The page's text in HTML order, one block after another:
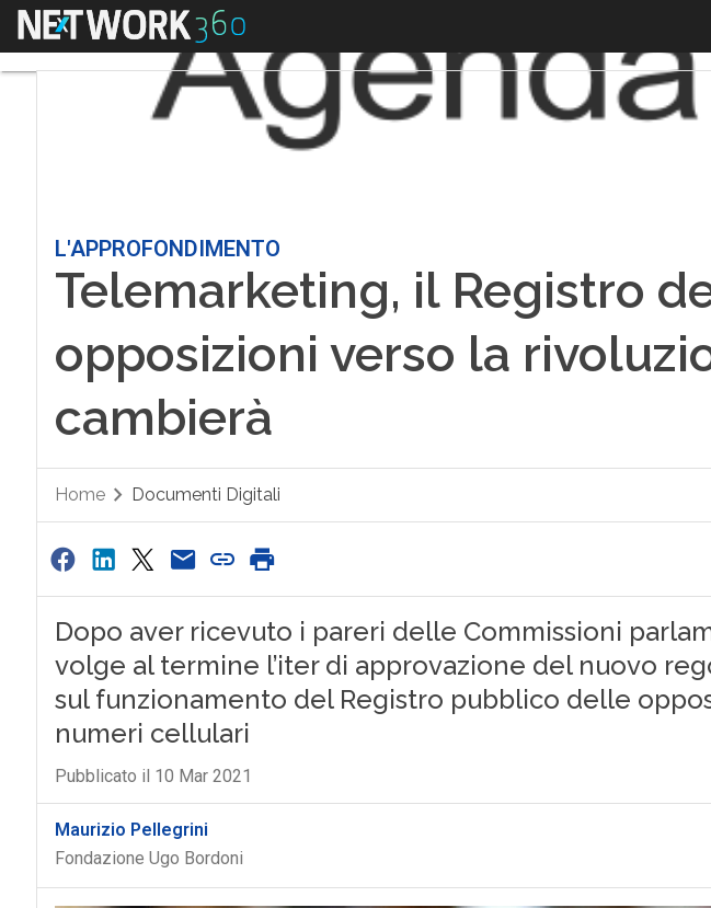
Menu
L'APPROFONDIMENTO
Telemarketing, il Registro
opposizioni verso la
cambierà
Home Documenti Digitali
Dopo aver ricevuto i pareri delle Commissioni
volge al termine l’iter di approvazione del nuovo
sul funzionamento del Registro pubblico delle
numeri cellulari
Pubblicato il 10 Mar 2021
Maurizio Pellegrini
Fondazione Ugo Bordoni